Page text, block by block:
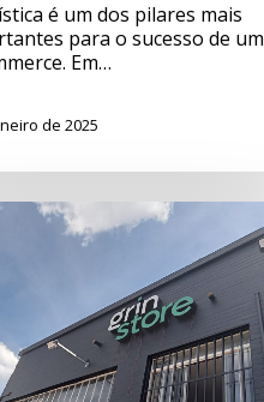
é um dos pilares mais
para o sucesso de um
Em…
de 2025